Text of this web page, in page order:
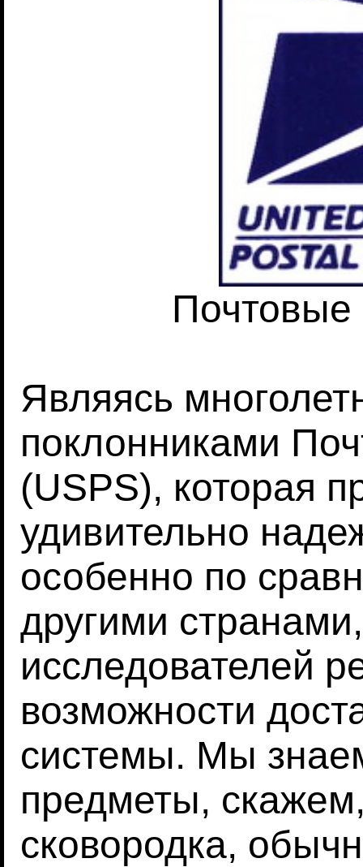
Почтовые
Являясь
поклонниками
(USPS), которая
удивительно
особенно по
другими
исследователей
возможности
системы. Мы
предметы,
сковородка,